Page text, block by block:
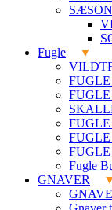
SÆSON
Fugle
Fugle
GNAVER